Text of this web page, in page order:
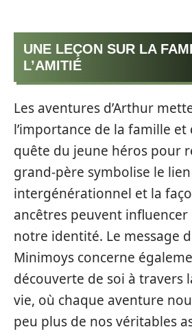
UNE LEÇON SUR LA
L’AMITIÉ
Les aventures d’Arthur
l’importance de la famille et
quête du jeune héros pour
grand-père symbolise le lien
intergénérationnel et la
ancêtres peuvent influencer
notre identité. Le message
Minimoys concerne
découverte de soi à travers
vie, où chaque aventure
peu plus de nos véritables